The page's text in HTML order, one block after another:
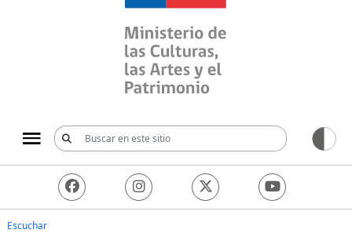
Ministerio de las
Escuchar